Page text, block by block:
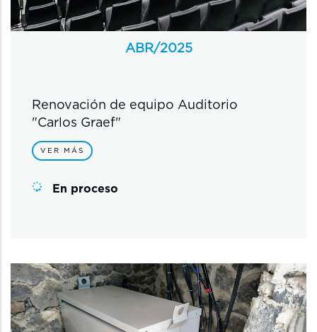
ABR/2025
Renovación de equipo Auditorio
"Carlos Graef"
VER MÁS
En proceso